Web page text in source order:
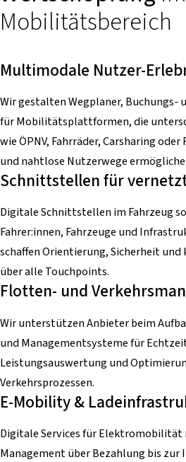
Mobilitätsbereich
Multimodale Nutzer-
Wir gestalten Wegplaner, Buchungs-
für Mobilitätsplattformen, die
wie ÖPNV, Fahrräder, Carsharing
und nahtlose Nutzerwege
Schnittstellen für
Digitale Schnittstellen im Fahrzeug
Fahrer:innen, Fahrzeuge und
schaffen Orientierung, Sicherheit und
über alle Touchpoints.
Flotten- und
Wir unterstützen Anbieter beim
und Managementsysteme für
Leistungsauswertung und
Verkehrsprozessen.
E-Mobility &
Digitale Services für Elektromobilität
Management über Bezahlung bis